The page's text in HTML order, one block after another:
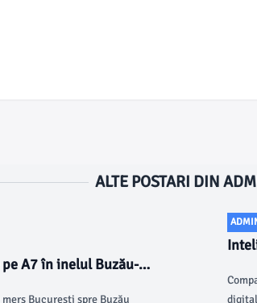
ALTE POSTARI DIN
A7 în inelul Buzău-
București spre Buzău